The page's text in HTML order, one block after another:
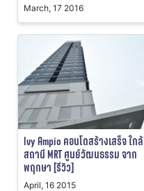
March, 17 2016
Ivy Ampio คอนโดสร้างเสร็จ ใกล้
สถานี MRT ศูนย์วัฒนธรรม จาก
พฤกษา [รีวิว]
April, 16 2015